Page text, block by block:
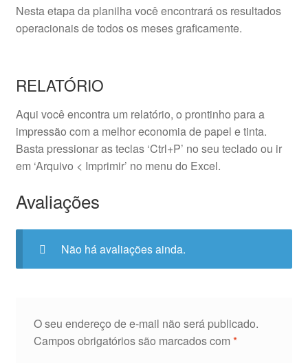
Nesta etapa da planilha você encontrará os resultados
operacionais de todos os meses graficamente.
RELATÓRIO
Aqui você encontra um relatório, o prontinho para a
impressão com a melhor economia de papel e tinta.
Basta pressionar as teclas ‘Ctrl+P’ no seu teclado ou ir
em ‘Arquivo < Imprimir’ no menu do Excel.
Avaliações
Não há avaliações ainda.
O seu endereço de e-mail não será publicado.
Campos obrigatórios são marcados com *